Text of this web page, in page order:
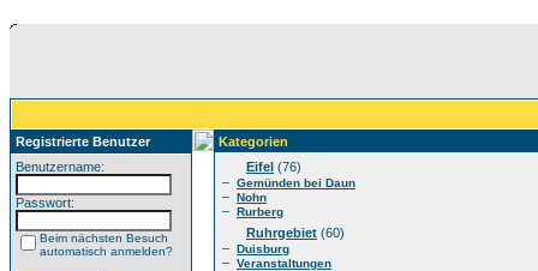
Registrierte Benutzer
Benutzername:
Passwort:
Beim nächsten Besuch
automatisch anmelden?
Kategorien
Eifel (76)
– Gemünden bei Daun
– Nohn
– Rurberg
Ruhrgebiet (60)
– Duisburg
– Veranstaltungen